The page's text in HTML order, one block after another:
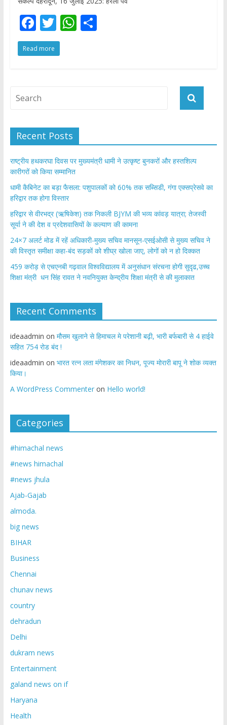
F
ac
e
o
T
w
itt
W S
Read more
Recent Posts
राष्ट्रीय हथकरघा दिवस पर मुख्यमंत्री धामी ने उत्कृष्ट बुनकरों और हस्तशिल्प
कारीगरों को किया सम्मानित
​धामी कैबिनेट का बड़ा फैसला: पशुपालकों को 60% तक सब्सिडी, गंगा एक्सप्रेसवे का
हरिद्वार तक होगा विस्तार
​हरिद्वार से वीरभद्र (ऋषिकेश) तक निकली BJYM की भव्य कांवड़ यात्रा; तेजस्वी
सूर्या ने की देश व प्रदेशवासियों के कल्याण की कामना
24×7 अलर्ट मोड में रहें अधिकारी-मुख्य सचिव मानसून-एसईओसी से मुख्य सचिव ने
की विस्तृत समीक्षा कहा-बंद सड़कों को शीघ्र खोला जाए, लोगों को न हो दिक्कत
459 करोड़ से एचएनबी गढ़वाल विश्वविद्यालय में अनुसंधान संरचना होगी सुदृढ,उच्च
शिक्षा मंत्री धन सिंह रावत ने नवनियुक्त केन्द्रीय शिक्षा मंत्री से की मुलाकात
Recent Comments
ideaadmin on मौसम खुलाने से हिमाचल मे परेशानी बढ़ी, भारी बर्फबारी से 4 हाईवे
सहित 754 रोड बंद !
ideaadmin on भारत रत्न लता मंगेशकर का निधन, पूज्य मोरारी बापू ने शोक व्यक्त
किया।
A WordPress Commenteron Hello world!
Categories
#himachal news
#news himachal
#news jhula
Ajab-Gajab
almoda.
big news
BIHAR
Business
Chennai
chunav news
country
dehradun
Delhi
dukram news
Entertainment
galand news on if
Haryana
Health